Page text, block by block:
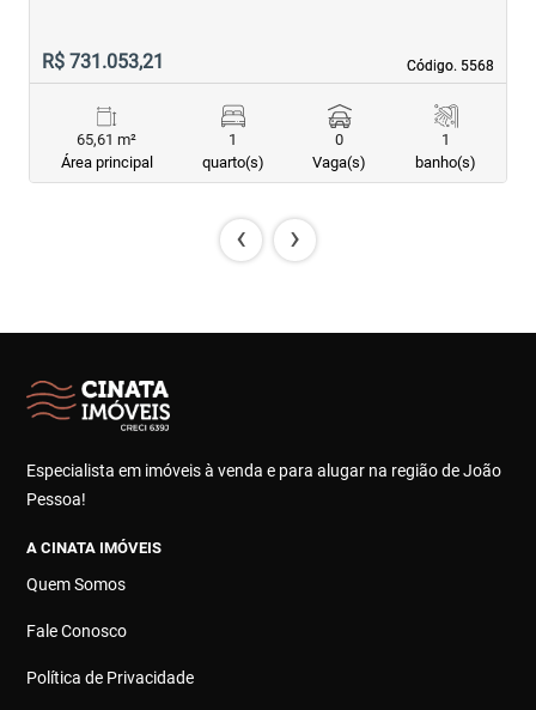
Código. 5568
Código. 5568
R$ 731.053,21
65,61 m²
Área principal
1
quarto(s)
0
Vaga(s)
1
banho(s)
‹ ›
Especialista em imóveis à venda e para alugar na região de João
Pessoa!
A CINATA IMÓVEIS
Quem Somos
Fale Conosco
Política de Privacidade